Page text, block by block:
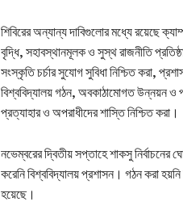
শিবিরের অন্যান্য দাবিগুলোর মধ্যে রয়েছে
বৃদ্ধি, সহাবস্থানমূলক ও সুস্থ রাজনীতি
সংস্কৃতি চর্চার সুযোগ সুবিধা নিশ্চিত করা,
বিশ্ববিদ্যালয় গঠন, অবকাঠামোগত উন্নয়ন ও
প্রত্যাহার ও অপরাধীদের শাস্তি নিশ্চিত করা।
নভেম্বরের দ্বিতীয় সপ্তাহে শাকসু নির্বাচনের
করেনি বিশ্ববিদ্যালয় প্রশাসন। গঠন করা হয়নি
হয়েছে।